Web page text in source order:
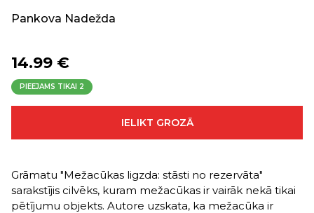
Pankova Nadežda
14.99 €
PIEEJAMS TIKAI 2
IELIKT GROZĀ
Grāmatu "Mežacūkas ligzda: stāsti no rezervāta"
sarakstījis cilvēks, kuram mežacūkas ir vairāk nekā tikai
pētījumu objekts. Autore uzskata, ka mežacūka ir